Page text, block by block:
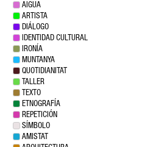
AIGUA
ARTISTA
DIÁLOGO
IDENTIDAD CULTURAL
IRONÍA
MUNTANYA
QUOTIDIANITAT
TALLER
TEXTO
ETNOGRAFÍA
REPETICIÓN
SÍMBOLO
AMISTAT